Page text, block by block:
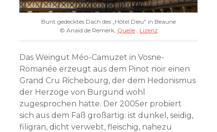
Bunt gedecktes Dach des „Hôtel Dieu“ in Beaune
© Anaid de Remerk, Quelle, Lizenz
Das Weingut Méo-Camuzet in Vosne-
Romanée erzeugt aus dem Pinot noir einen
Grand Cru Richebourg, der dem Hedonismus
der Herzöge von Burgund wohl
zugesprochen hätte. Der 2005er probiert
sich aus dem Faß großartig: ist dunkel, seidig,
filigran, dicht verwebt, fleischig, nahezu